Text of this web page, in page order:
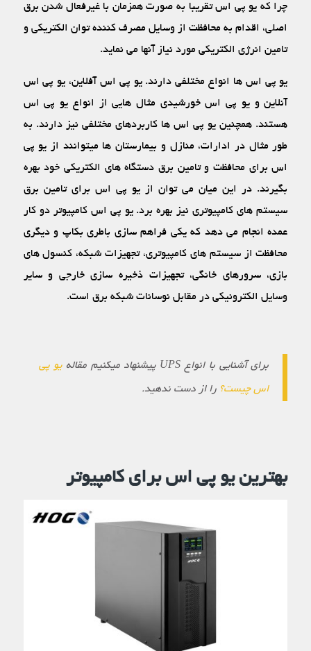
چرا که یو پی اس تقریبا به صورت همزمان با غیرفعال شدن برق
اصلی، اقدام به محافظت از وسایل مصرف کننده توان الکتریکی و
تامین انرژی الکتریکی مورد نیاز آنها می‏ نماید.
یو پی اس‏ ها انواع مختلفی دارند. یو پی اس آفلاین، یو پی اس
آنلاین و یو پی اس خورشیدی مثال ‏هایی از انواع یو پی اس
هستند. همچنین یو پی اس ها کاربردهای مختلفی نیز دارند. به
طور مثال در ادارات، منازل و بیمارستان‏ ها می‏توانند از یو پی
اس برای محافظت و تامین برق دستگاه‏ های الکتریکی خود بهره
بگیرند. در این میان می‏ توان از یو پی اس برای تامین برق
سیستم‏ های کامپیوتری نیز بهره برد. یو پی اس کامپیوتر دو کار
عمده انجام می ‏دهد که یکی فراهم سازی باطری بکاپ و دیگری
محافظت از سیستم‏ های کامپیوتری، تجهیزات شبکه، کنسول‏ های
بازی، سرورهای خانگی، تجهیزات ذخیره‏ سازی خارجی و سایر
وسایل الکترونیکی در مقابل نوسانات شبکه برق است.
برای آشنایی با انواع UPS پیشنهاد میکنیم مقاله یو پی
اس چیست؟ را از دست ندهید.
بهترین یو پی اس برای کامپیوتر